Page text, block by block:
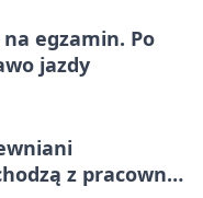
na egzamin. Po
jazdy
z pracowni